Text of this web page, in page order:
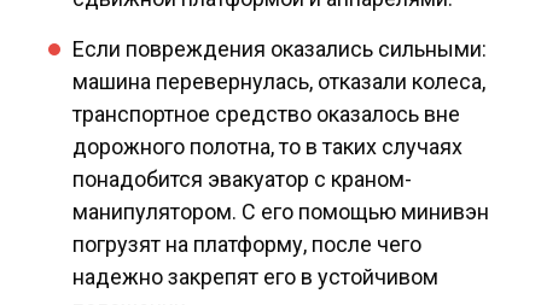
Если повреждения оказались сильными:
машина перевернулась, отказали колеса,
транспортное средство оказалось вне
дорожного полотна, то в таких случаях
понадобится эвакуатор с краном-
манипулятором. С его помощью минивэн
погрузят на платформу, после чего
надежно закрепят его в устойчивом